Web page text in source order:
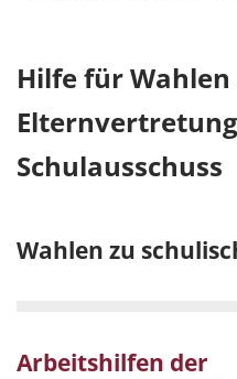
Hilfe für
Schulausschuss
Wahlen zu
Arbeitshilfen der